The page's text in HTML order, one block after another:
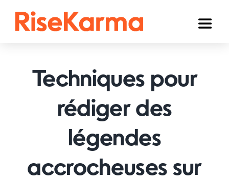
Toggle
TikTok
Twitter (𝕏)
Autres
Techniques pour
rédiger des
légendes
accrocheuses sur